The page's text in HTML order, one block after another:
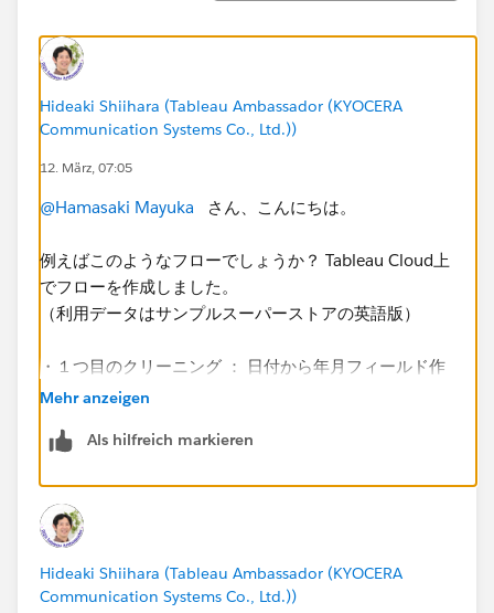
Hideaki Shiihara (Tableau Ambassador (KYOCERA
Communication Systems Co., Ltd.))
12. März, 07:05
@Hamasaki Mayuka さん、こんにちは。
例えばこのようなフローでしょうか？ Tableau Cloud上
でフローを作成しました。
（利用データはサンプルスーパーストアの英語版）
・１つ目のクリーニング ： 日付から年月フィールド作
成
・３つ目のクリーニング ： 条件でフィルタ、ランク関
Mehr anzeigen
Als hilfreich markieren
Hideaki Shiihara (Tableau Ambassador (KYOCERA
Communication Systems Co., Ltd.))